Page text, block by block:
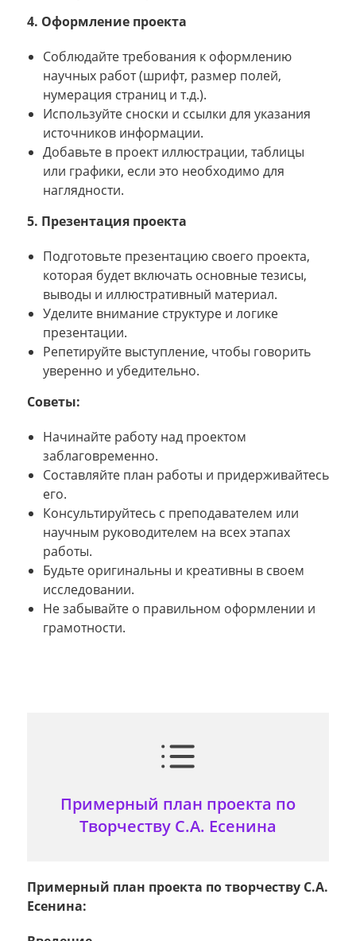
4. Оформление проекта
Соблюдайте требования к оформлению
научных работ (шрифт, размер полей,
нумерация страниц и т.д.).
Используйте сноски и ссылки для указания
источников информации.
Добавьте в проект иллюстрации, таблицы
или графики, если это необходимо для
наглядности.
5. Презентация проекта
Подготовьте презентацию своего проекта,
которая будет включать основные тезисы,
выводы и иллюстративный материал.
Уделите внимание структуре и логике
презентации.
Репетируйте выступление, чтобы говорить
уверенно и убедительно.
Советы:
Начинайте работу над проектом
заблаговременно.
Составляйте план работы и придерживайтесь
его.
Консультируйтесь с преподавателем или
научным руководителем на всех этапах
работы.
Будьте оригинальны и креативны в своем
исследовании.
Не забывайте о правильном оформлении и
грамотности.
Примерный план проекта по
Творчеству С.А. Есенина
Примерный план проекта по творчеству С.А.
Есенина: